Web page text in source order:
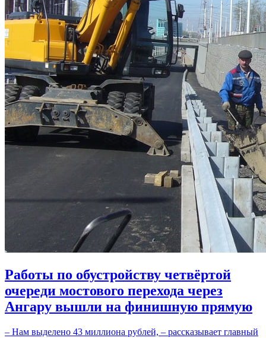
Работы по обустройству четвёртой
очереди мостового перехода через
Ангару вышли на финишную прямую
– Нам выделено 43 миллиона рублей, – рассказывает главный